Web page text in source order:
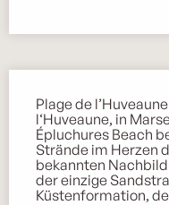
Plage de
l‘Huveaune, in
Épluchures Beach
Strände im Herzen
bekannten
der einzige
Küstenformation,